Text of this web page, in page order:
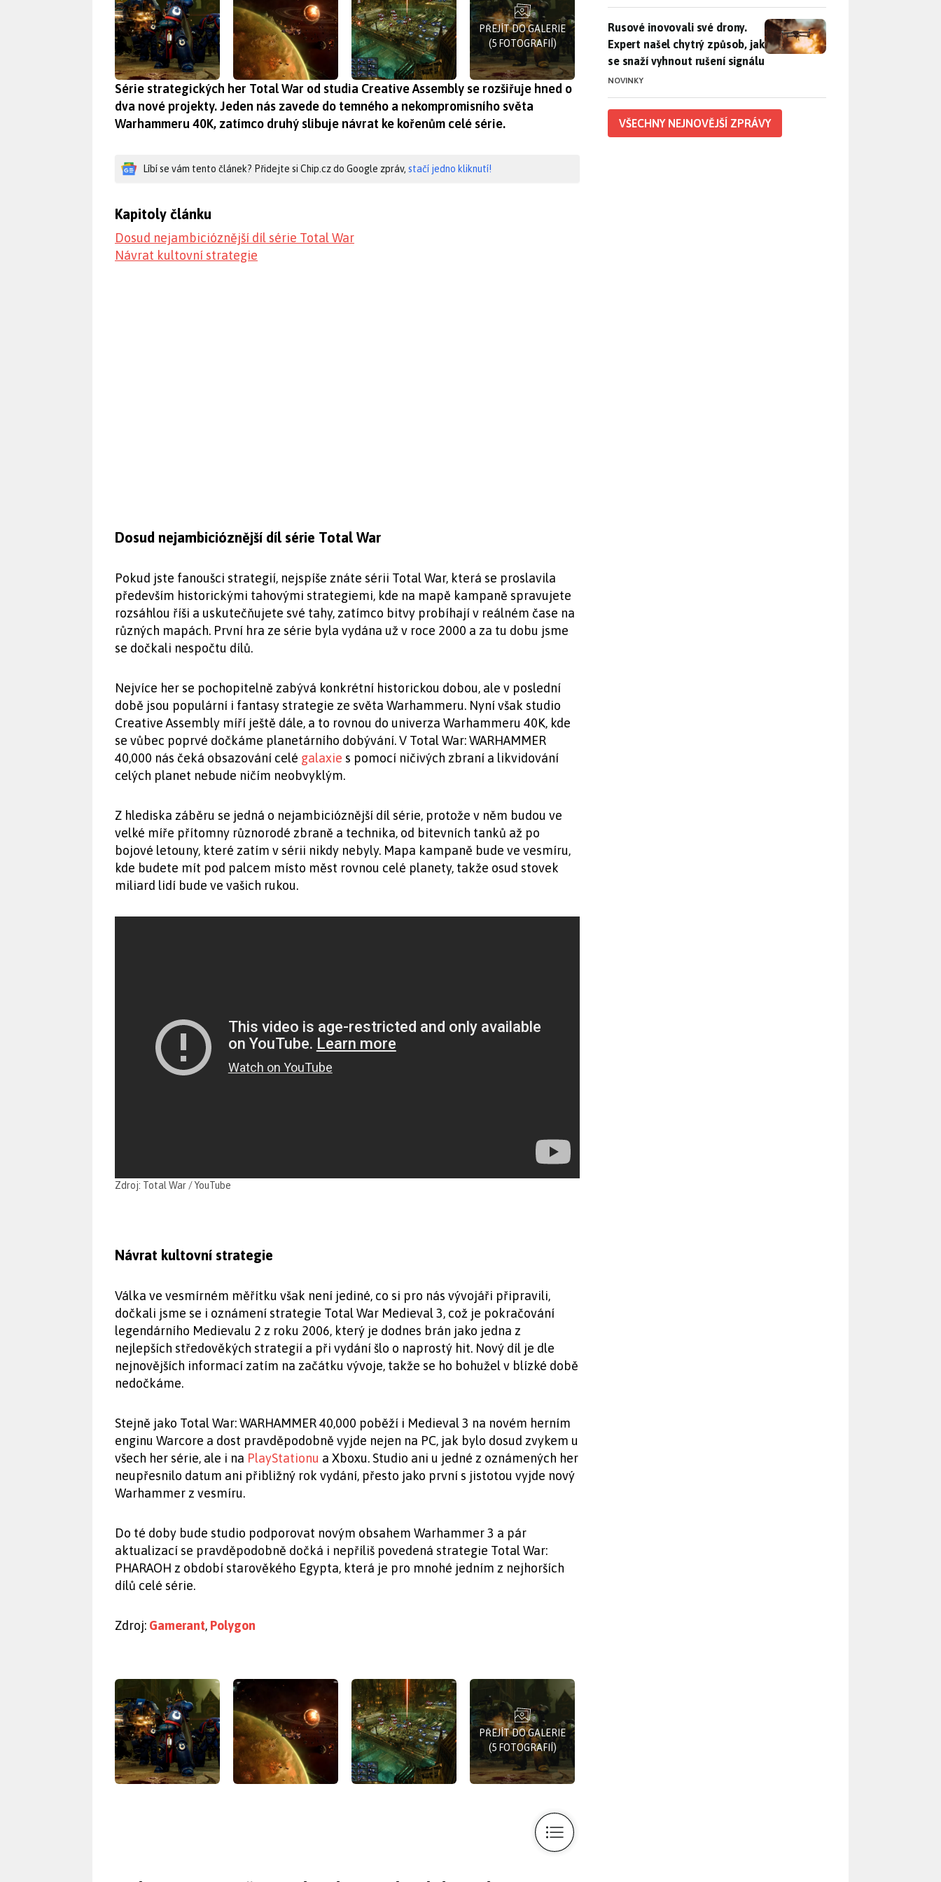
PŘEJÍT DO GALERIE
(5 FOTOGRAFIÍ)
Série strategických her Total War od studia Creative Assembly se rozšiřuje hned o
dva nové projekty. Jeden nás zavede do temného a nekompromisního světa
Warhammeru 40K, zatímco druhý slibuje návrat ke kořenům celé série.
Líbí se vám tento článek? Přidejte si Chip.cz do Google zpráv, stačí jedno kliknutí!
Kapitoly článku
Dosud nejambicióznější díl série Total War
Návrat kultovní strategie
Dosud nejambicióznější díl série Total War
Pokud jste fanoušci strategií, nejspíše znáte sérii Total War, která se proslavila
především historickými tahovými strategiemi, kde na mapě kampaně spravujete
rozsáhlou říši a uskutečňujete své tahy, zatímco bitvy probíhají v reálném čase na
různých mapách. První hra ze série byla vydána už v roce 2000 a za tu dobu jsme
se dočkali nespočtu dílů.
Nejvíce her se pochopitelně zabývá konkrétní historickou dobou, ale v poslední
době jsou populární i fantasy strategie ze světa Warhammeru. Nyní však studio
Creative Assembly míří ještě dále, a to rovnou do univerza Warhammeru 40K, kde
se vůbec poprvé dočkáme planetárního dobývání. V Total War: WARHAMMER
40,000 nás čeká obsazování celé galaxie s pomocí ničivých zbraní a likvidování
celých planet nebude ničím neobvyklým.
Z hlediska záběru se jedná o nejambicióznější díl série, protože v něm budou ve
velké míře přítomny různorodé zbraně a technika, od bitevních tanků až po
bojové letouny, které zatím v sérii nikdy nebyly. Mapa kampaně bude ve vesmíru,
kde budete mít pod palcem místo měst rovnou celé planety, takže osud stovek
miliard lidí bude ve vašich rukou.
Zdroj: Total War / YouTube
Návrat kultovní strategie
Válka ve vesmírném měřítku však není jediné, co si pro nás vývojáři připravili,
dočkali jsme se i oznámení strategie Total War Medieval 3, což je pokračování
legendárního Medievalu 2 z roku 2006, který je dodnes brán jako jedna z
nejlepších středověkých strategií a při vydání šlo o naprostý hit. Nový díl je dle
nejnovějších informací zatím na začátku vývoje, takže se ho bohužel v blízké době
nedočkáme.
Stejně jako Total War: WARHAMMER 40,000 poběží i Medieval 3 na novém herním
enginu Warcore a dost pravděpodobně vyjde nejen na PC, jak bylo dosud zvykem u
všech her série, ale i na PlayStationu a Xboxu. Studio ani u jedné z oznámených her
neupřesnilo datum ani přibližný rok vydání, přesto jako první s jistotou vyjde nový
Warhammer z vesmíru.
Do té doby bude studio podporovat novým obsahem Warhammer 3 a pár
aktualizací se pravděpodobně dočká i nepříliš povedená strategie Total War:
PHARAOH z období starověkého Egypta, která je pro mnohé jedním z nejhorších
dílů celé série.
Zdroj: Gamerant, Polygon
PŘEJÍT DO GALERIE
(5 FOTOGRAFIÍ)
Rusové inovovali své drony. Expert našel chytrý způsob, jak se
Rusové inovovali své drony.
Expert našel chytrý způsob, jak
se snaží vyhnout rušení signálu
NOVINKY
VŠECHNY NEJNOVĚJŠÍ ZPRÁVY